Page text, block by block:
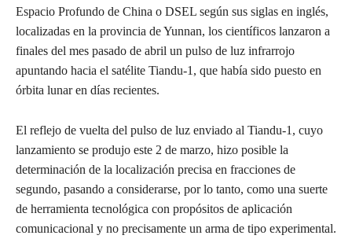
Espacio Profundo de China o DSEL según sus siglas en inglés,
localizadas en la provincia de Yunnan, los científicos lanzaron a
finales del mes pasado de abril un pulso de luz infrarrojo
apuntando hacia el satélite Tiandu-1, que había sido puesto en
órbita lunar en días recientes.
El reflejo de vuelta del pulso de luz enviado al Tiandu-1, cuyo
lanzamiento se produjo este 2 de marzo, hizo posible la
determinación de la localización precisa en fracciones de
segundo, pasando a considerarse, por lo tanto, como una suerte
de herramienta tecnológica con propósitos de aplicación
comunicacional y no precisamente un arma de tipo experimental.